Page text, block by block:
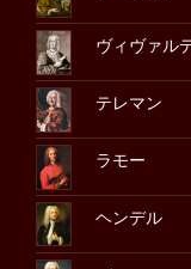
ヴィヴァル
テレマン
ラモー
ヘンデル